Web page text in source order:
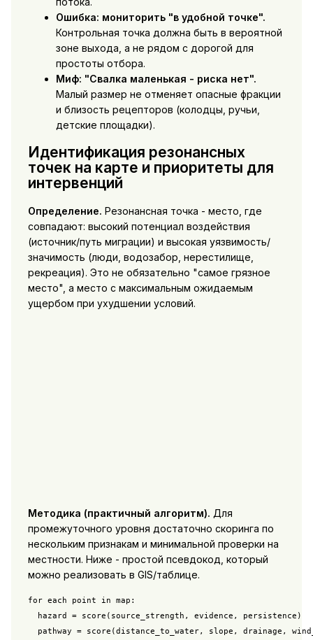
Ошибка: мониторить "в удобной точке".
Контрольная точка должна быть в вероятной
зоне выхода, а не рядом с дорогой для
простоты отбора.
Миф: "Свалка маленькая - риска нет".
Малый размер не отменяет опасные фракции
и близость рецепторов (колодцы, ручьи,
детские площадки).
Идентификация резонансных
точек на карте и приоритеты для
интервенций
Определение. Резонансная точка - место, где
совпадают: высокий потенциал воздействия
(источник/путь миграции) и высокая уязвимость/
значимость (люди, водозабор, нерестилище,
рекреация). Это не обязательно "самое грязное
место", а место с максимальным ожидаемым
ущербом при ухудшении условий.
Методика (практичный алгоритм). Для
промежуточного уровня достаточно скоринга по
нескольким признакам и минимальной проверки на
местности. Ниже - простой псевдокод, который
можно реализовать в GIS/таблице.
for each point in map:
  hazard = score(source_strength, evidence, persistence)
pathway = score(distance_to_water, slope, drainage,